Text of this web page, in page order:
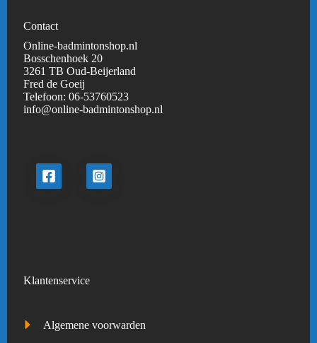
Contact
Online-badmintonshop.nl
Bosschenhoek 20
3261 TB Oud-Beijerland
Fred de Goeij
Telefoon:06-53760523
info@online-badmintonshop.nl
Klantenservice
Algemene voorwarden